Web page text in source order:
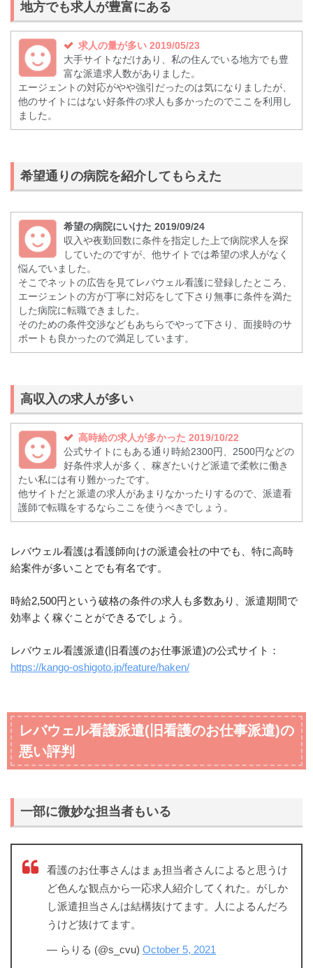
地方でも求人が豊富にある
求人の量が多い 2019/05/23
大手サイトなだけあり、私の住んでいる地方でも豊
富な派遣求人数がありました。
エージェントの対応がやや強引だったのは気になりましたが、
他のサイトにはない好条件の求人も多かったのでここを利用し
ました。
希望通りの病院を紹介してもらえた
希望の病院にいけた 2019/09/24
収入や夜勤回数に条件を指定した上で病院求人を探
していたのですが、他サイトでは希望の求人がなく
悩んでいました。
そこでネットの広告を見てレバウェル看護に登録したところ、
エージェントの方が丁寧に対応をして下さり無事に条件を満た
した病院に転職できました。
そのための条件交渉などもあちらでやって下さり、面接時のサ
ポートも良かったので満足しています。
高収入の求人が多い
高時給の求人が多かった 2019/10/22
公式サイトにもある通り時給2300円、2500円などの
好条件求人が多く、稼ぎたいけど派遣で柔軟に働き
たい私には有り難かったです。
他サイトだと派遣の求人があまりなかったりするので、派遣看
護師で転職をするならここを使うべきでしょう。
レバウェル看護は看護師向けの派遣会社の中でも、特に高時
給案件が多いことでも有名です。
時給2,500円という破格の条件の求人も多数あり、派遣期間で
効率よく稼ぐことができるでしょう。
レバウェル看護派遣(旧看護のお仕事派遣)の公式サイト：
https://kango-oshigoto.jp/feature/haken/
レバウェル看護派遣(旧看護のお仕事派遣)の
悪い評判
一部に微妙な担当者もいる
看護のお仕事さんはまぁ担当者さんによると思うけ
ど色んな観点から一応求人紹介してくれた。がしか
し派遣担当さんは結構抜けてます。人によるんだろ
うけど抜けてます。
— らりる (@s_cvu) October 5, 2021